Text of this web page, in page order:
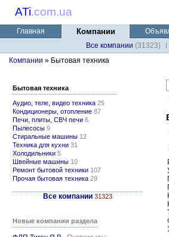
ATi.com.ua
Главная Компании
Все компании (31323)
Компании » Бытовая техника
Бытовая техника
Аудио, теле, видео техника 25
Кондиционеры, отопление 87
Печи, плиты, СВЧ печи 6
Пылесосы 9
Стиральные машины 12
Техника для кухни 31
Холодильники 5
Швейные машины 10
Ремонт бытовой техники 107
Прочая бытовая техника 29
Все компании 31323
Новые компании раздела